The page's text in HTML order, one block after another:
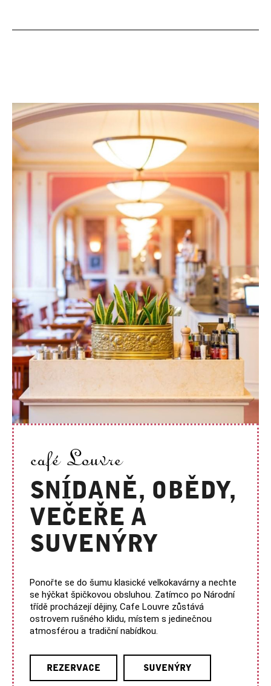
café Louvre
SNÍDANĚ, OBĚDY,
VEČEŘE A
SUVENÝRY
Ponořte se do šumu klasické velkokavárny a nechte
se hýčkat špičkovou obsluhou. Zatímco po Národní
třídě procházejí dějiny, Cafe Louvre zůstává
ostrovem rušného klidu, místem s jedinečnou
atmosférou a tradiční nabídkou.
REZERVACE SUVENÝRY